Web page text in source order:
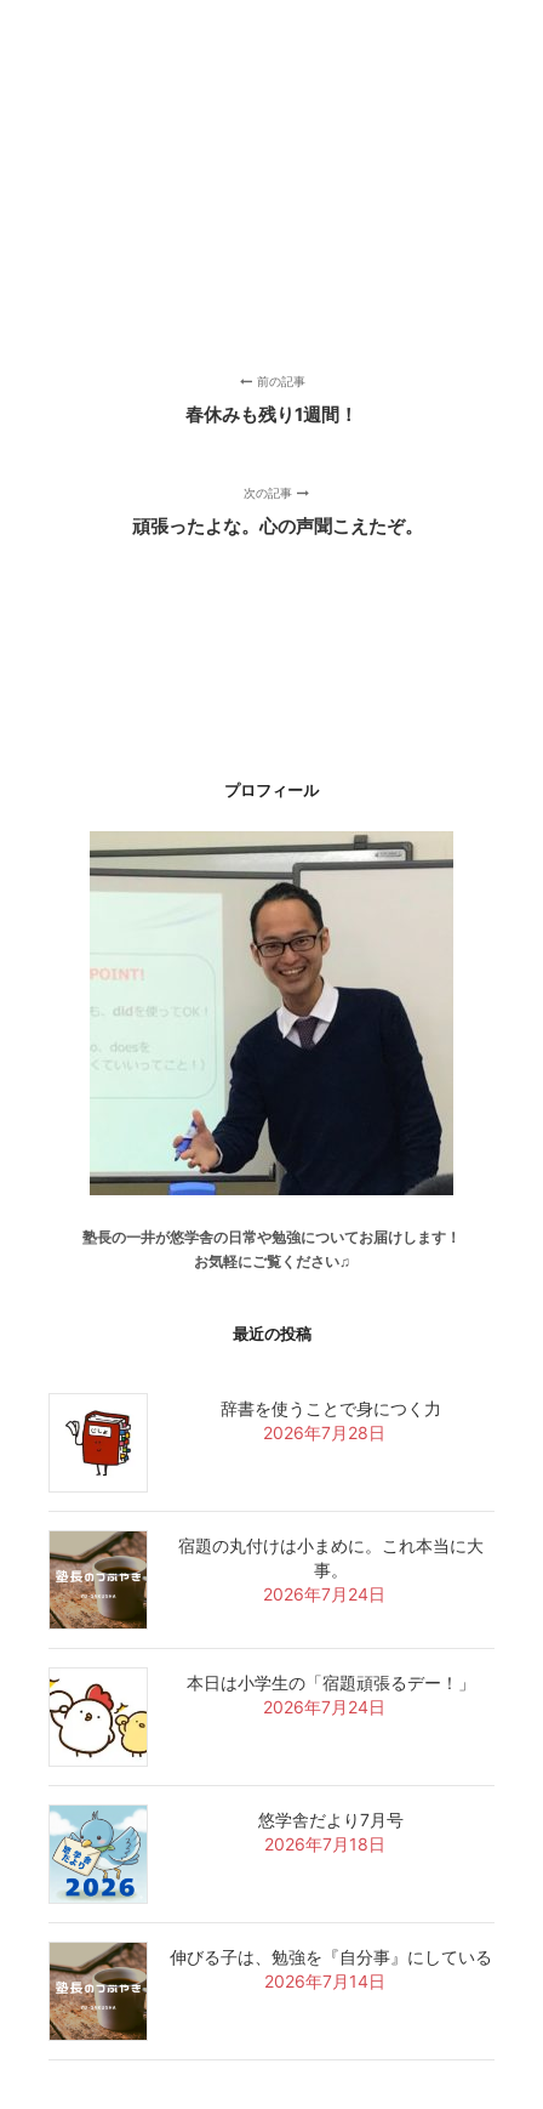
前の記事
春休みも残り1週間！
次の記事
頑張ったよな。心の声聞こえたぞ。
プロフィール
塾長の一井が悠学舎の日常や勉強についてお届けします！
お気軽にご覧ください♫
最近の投稿
辞書を使うことで身につく力
2026年7月28日
宿題の丸付けは小まめに。これ本当に大
事。
2026年7月24日
本日は小学生の「宿題頑張るデー！」
2026年7月24日
悠学舎だより7月号
2026年7月18日
伸びる子は、勉強を『自分事』にしている
2026年7月14日